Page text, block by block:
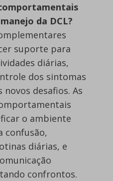
da DCL?
suporte para
diárias,
dos sintomas
novos desafios. As
o ambiente
confusão,
diárias, e
confrontos.